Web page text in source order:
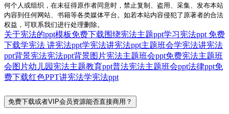
何个人或组织，在未征得原作者同意时，禁止复制、盗用、采集、发布本站
内容到任何网站、书籍等各类媒体平台。如若本站内容侵犯了原著者的合法
权益，可联系我们进行处理删除。
关于宪法的ppt模板免费下载围绕宪法主题ppt学习宪法ppt 免费
下载学宪法 讲宪法ppt学宪法讲宪法ppt主题班会学宪法讲宪法
ppt背景宪法宪法ppt背景图片宪法主题班会ppt免费宪法主题班
会图片幼儿园宪法主题教育ppt普法宪法主题班会ppt法律ppt免
费下载红色PPT讲宪法学宪法ppt
免费下载或者VIP会员资源能否直接商用？